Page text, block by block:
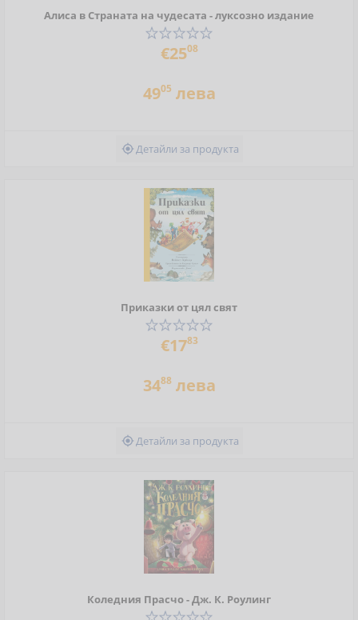
Алиса в Страната на чудесата - луксозно издание
€2508
4905 лева
Детайли за продукта
Приказки от цял свят
€1783
3488лева
Детайли за продукта
Коледния Прасчо - Дж. К. Роулинг